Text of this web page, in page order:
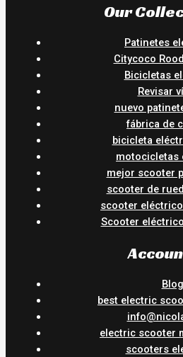
Our
Patinetes
Citycoco
Bicicletas
Revisar
nuevo
fábrica de
bicicleta
motocicletas
mejor scooter
scooter de
scooter
Scooter
Blog
best electric
electric scooter
scooters